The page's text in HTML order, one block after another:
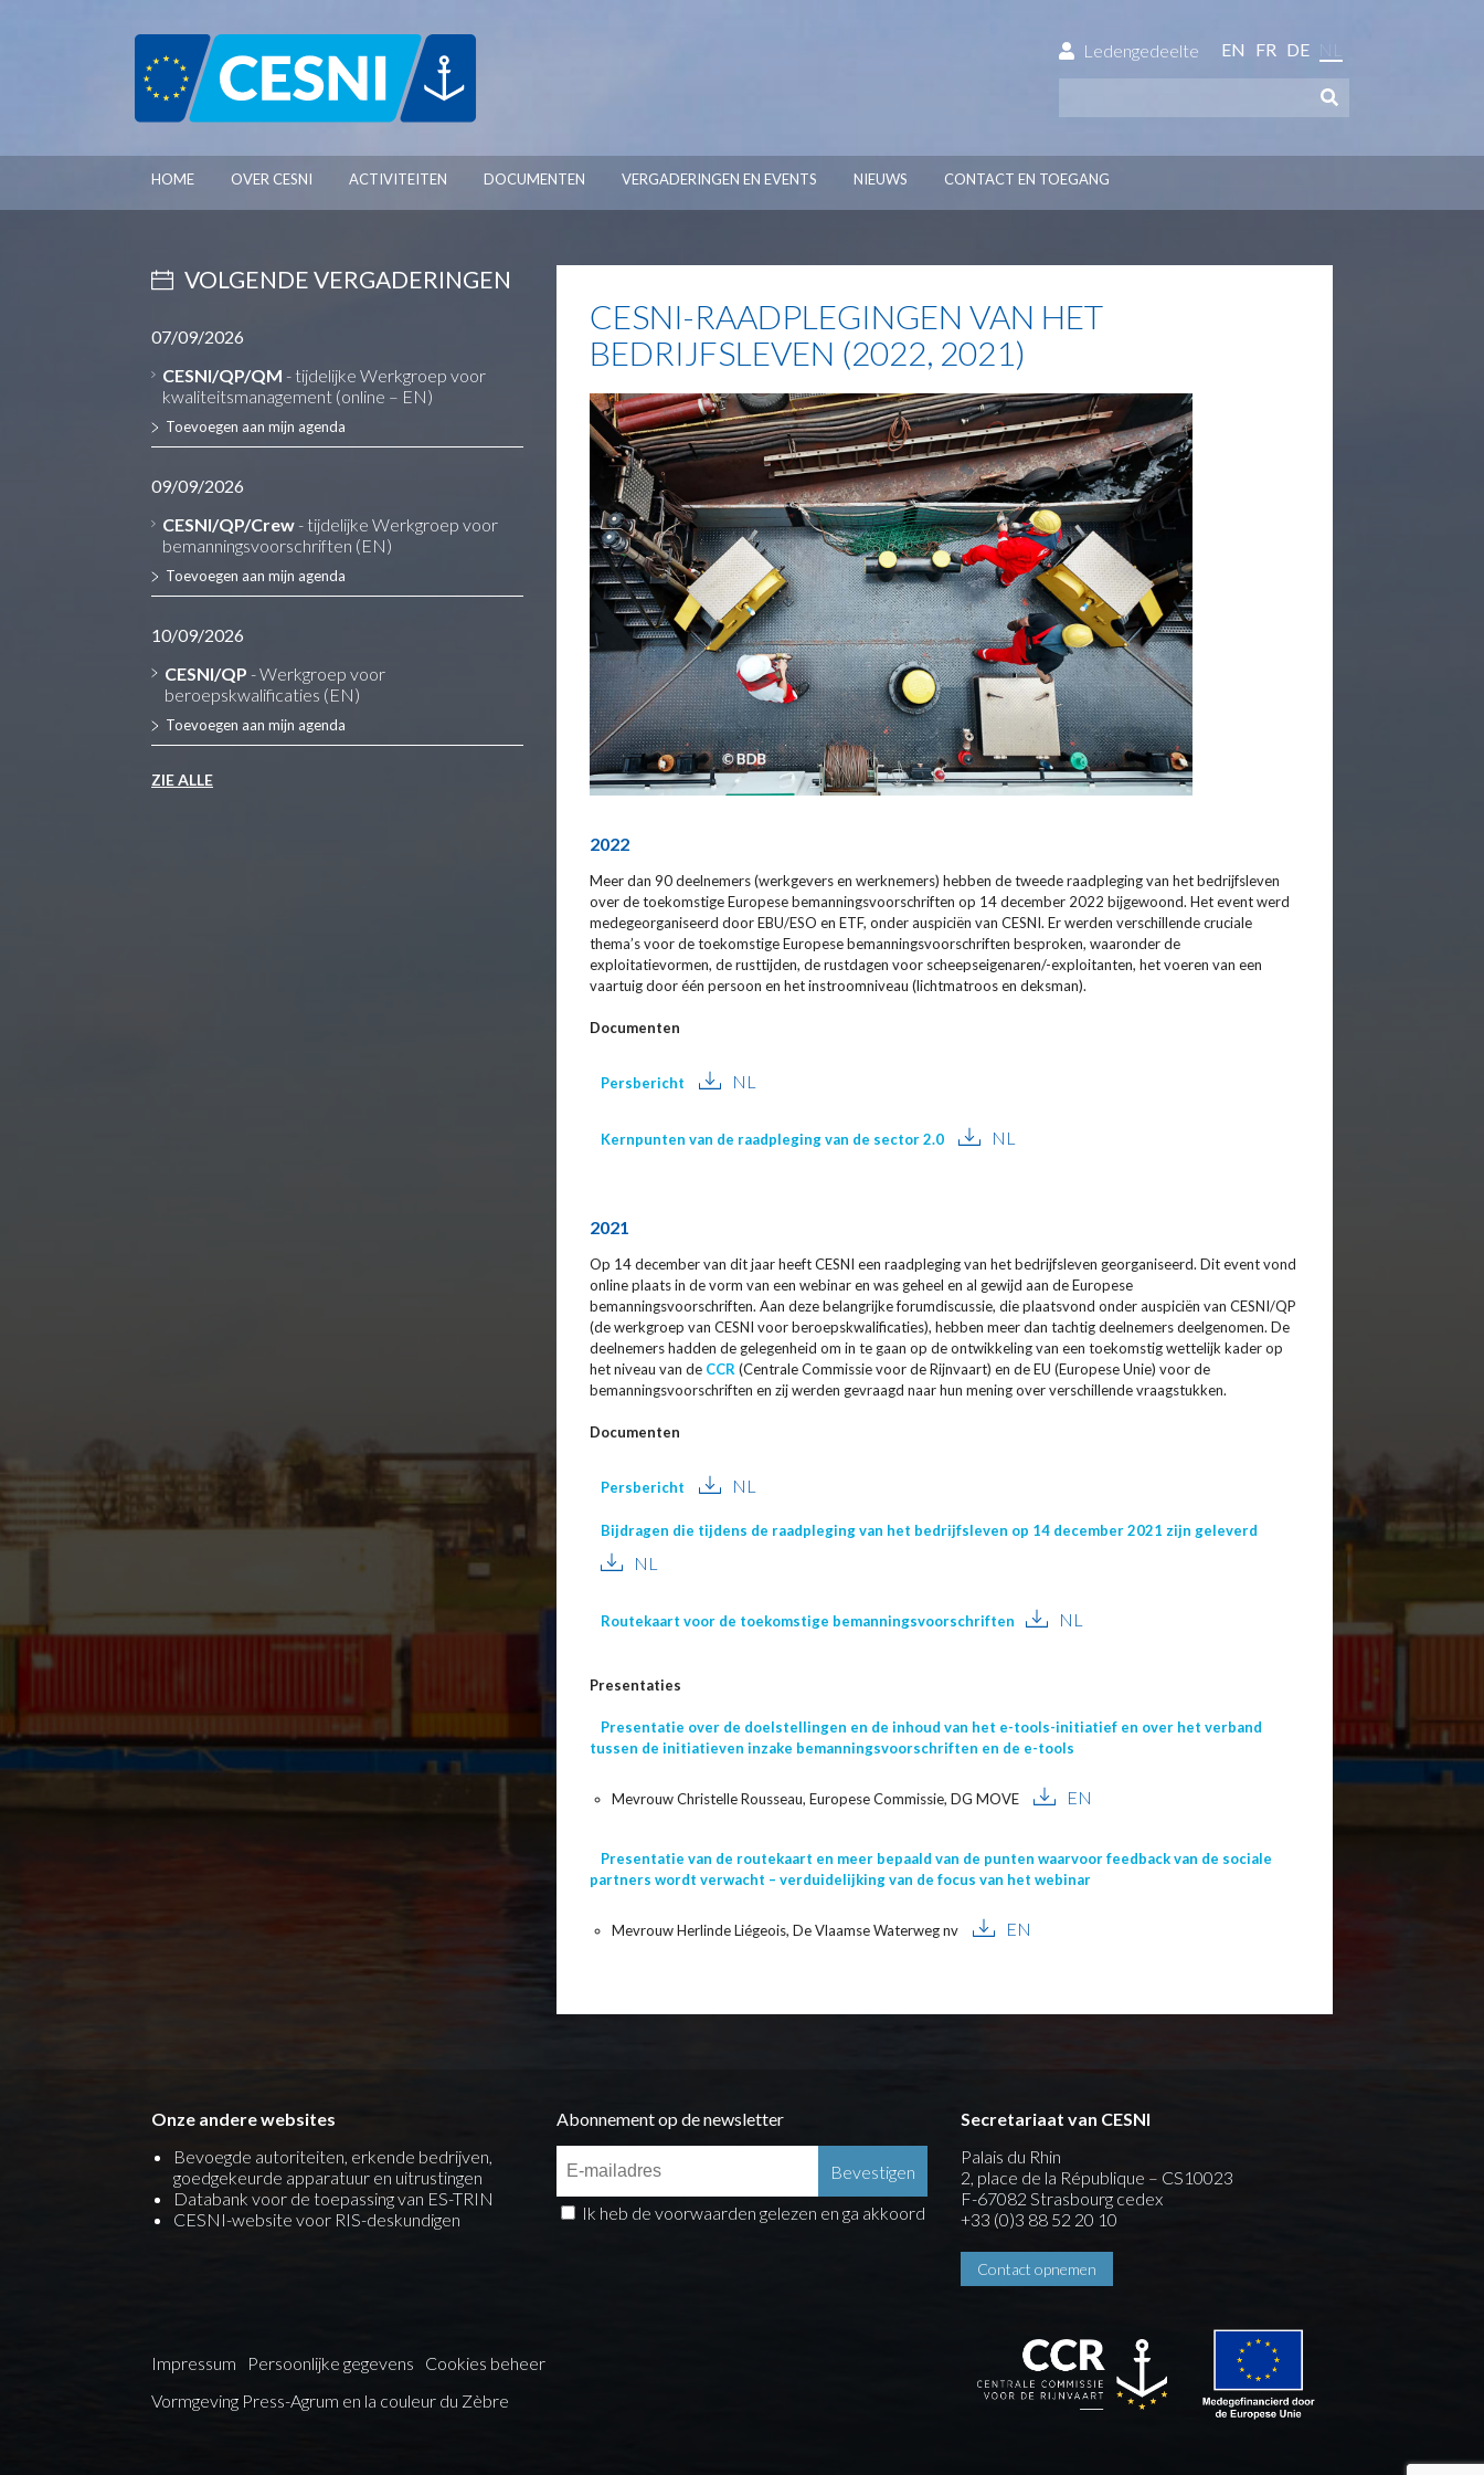
Ledengedeelte EN FR DE NL
HOME OVER CESNI ACTIVITEITEN DOCUMENTEN VERGADERINGEN EN EVENTS NIEUWS CONTACT EN TOEGANG
VOLGENDE VERGADERINGEN
07/09/2026
CESNI/QP/QM - tijdelijke Werkgroep voor
kwaliteitsmanagement (online – EN)
Toevoegen aan mijn agenda
09/09/2026
CESNI/QP/Crew - tijdelijke Werkgroep voor
bemanningsvoorschriften (EN)
Toevoegen aan mijn agenda
10/09/2026
CESNI/QP - Werkgroep voor
beroepskwalificaties (EN)
Toevoegen aan mijn agenda
ZIE ALLE
CESNI-RAADPLEGINGEN VAN HET
BEDRIJFSLEVEN (2022, 2021)
2022
Meer dan 90 deelnemers (werkgevers en werknemers) hebben de tweede raadpleging van het bedrijfsleven
over de toekomstige Europese bemanningsvoorschriften op 14 december 2022 bijgewoond. Het event werd
medegeorganiseerd door EBU/ESO en ETF, onder auspiciën van CESNI. Er werden verschillende cruciale
thema’s voor de toekomstige Europese bemanningsvoorschriften besproken, waaronder de
exploitatievormen, de rusttijden, de rustdagen voor scheepseigenaren/-exploitanten, het voeren van een
vaartuig door één persoon en het instroomniveau (lichtmatroos en deksman).
Documenten
Persbericht NL
Kernpunten van de raadpleging van de sector 2.0 NL
2021
Op 14 december van dit jaar heeft CESNI een raadpleging van het bedrijfsleven georganiseerd. Dit event vond
online plaats in de vorm van een webinar en was geheel en al gewijd aan de Europese
bemanningsvoorschriften. Aan deze belangrijke forumdiscussie, die plaatsvond onder auspiciën van CESNI/QP
(de werkgroep van CESNI voor beroepskwalificaties), hebben meer dan tachtig deelnemers deelgenomen. De
deelnemers hadden de gelegenheid om in te gaan op de ontwikkeling van een toekomstig wettelijk kader op
het niveau van de CCR (Centrale Commissie voor de Rijnvaart) en de EU (Europese Unie) voor de
bemanningsvoorschriften en zij werden gevraagd naar hun mening over verschillende vraagstukken.
Documenten
Persbericht NL
Bijdragen die tijdens de raadpleging van het bedrijfsleven op 14 december 2021 zijn geleverd
NL
Routekaart voor de toekomstige bemanningsvoorschriften NL
Presentaties
Presentatie over de doelstellingen en de inhoud van het e-tools-initiatief en over het verband
tussen de initiatieven inzake bemanningsvoorschriften en de e-tools
Mevrouw Christelle Rousseau, Europese Commissie, DG MOVE EN
Presentatie van de routekaart en meer bepaald van de punten waarvoor feedback van de sociale
partners wordt verwacht – verduidelijking van de focus van het webinar
Mevrouw Herlinde Liégeois, De Vlaamse Waterweg nv EN
Onze andere websites
Bevoegde autoriteiten, erkende bedrijven,
goedgekeurde apparatuur en uitrustingen
Databank voor de toepassing van ES-TRIN
CESNI-website voor RIS-deskundigen
Abonnement op de newsletter
Ik heb de voorwaarden gelezen en ga akkoord
Secretariaat van CESNI
Palais du Rhin
2, place de la République – CS10023
F-67082 Strasbourg cedex
+33 (0)3 88 52 20 10
Contact opnemen
Impressum Persoonlijke gegevens
Cookies beheer
Vormgeving Press-Agrum en la couleur du Zèbre